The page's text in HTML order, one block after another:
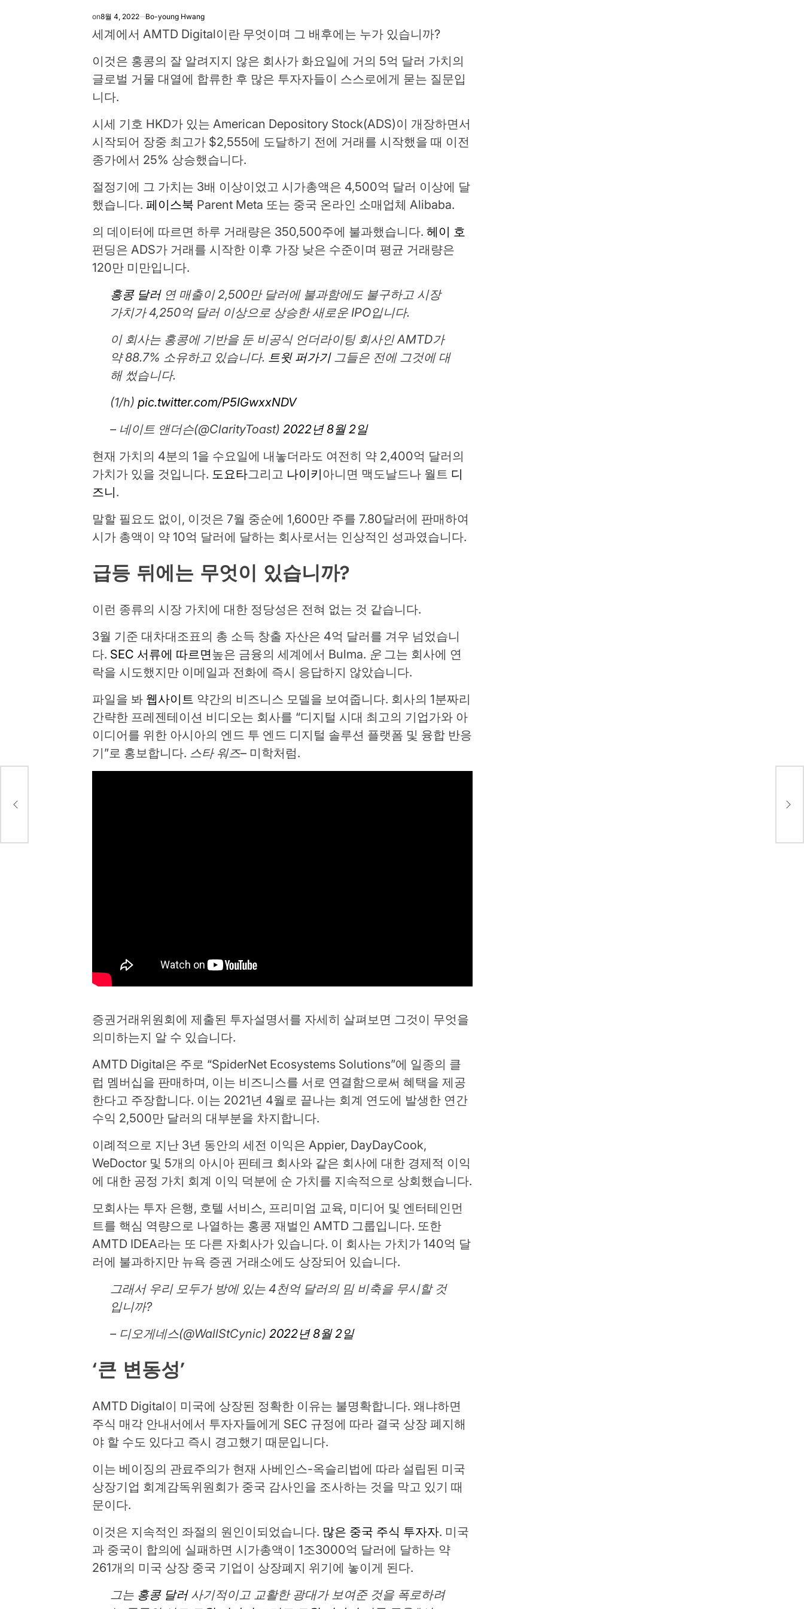
on8월 4, 2022 Bo-young Hwang
세계에서 AMTD Digital이란 무엇이며 그 배후에는 누가 있습니까?
이것은 홍콩의 잘 알려지지 않은 회사가 화요일에 거의 5억 달러 가치의
글로벌 거물 대열에 합류한 후 많은 투자자들이 스스로에게 묻는 질문입
니다.
시세 기호 HKD가 있는 American Depository Stock(ADS)이 개장하면서
시작되어 장중 최고가 $2,555에 도달하기 전에 거래를 시작했을 때 이전
종가에서 25% 상승했습니다.
절정기에 그 가치는 3배 이상이었고 시가총액은 4,500억 달러 이상에 달
했습니다.페이스북 Parent Meta 또는 중국 온라인 소매업체 Alibaba.
의 데이터에 따르면 하루 거래량은 350,500주에 불과했습니다.헤이 호
펀딩은 ADS가 거래를 시작한 이후 가장 낮은 수준이며 평균 거래량은
120만 미만입니다.
홍콩 달러연 매출이 2,500만 달러에 불과함에도 불구하고 시장
가치가 4,250억 달러 이상으로 상승한 새로운 IPO입니다.
이 회사는 홍콩에 기반을 둔 비공식 언더라이팅 회사인 AMTD가
약 88.7% 소유하고 있습니다. 트윗 퍼가기그들은 전에 그것에 대
해 썼습니다.
(1/h)pic.twitter.com/P5IGwxxNDV
– 네이트 앤더슨(@ClarityToast)2022년 8월 2일
현재 가치의 4분의 1을 수요일에 내놓더라도 여전히 약 2,400억 달러의
가치가 있을 것입니다. 도요타그리고 나이키 아니면 맥도날드나 월트 디
즈니.
말할 필요도 없이, 이것은 7월 중순에 1,600만 주를 7.80달러에 판매하여
시가 총액이 약 10억 달러에 달하는 회사로서는 인상적인 성과였습니다.
급등 뒤에는 무엇이 있습니까?
이런 종류의 시장 가치에 대한 정당성은 전혀 없는 것 같습니다.
3월 기준 대차대조표의 총 소득 창출 자산은 4억 달러를 겨우 넘었습니
다. SEC 서류에 따르면높은 금융의 세계에서 Bulma. 운 그는 회사에 연
락을 시도했지만 이메일과 전화에 즉시 응답하지 않았습니다.
파일을 봐 웹사이트 약간의 비즈니스 모델을 보여줍니다. 회사의 1분짜리
간략한 프레젠테이션 비디오는 회사를 “디지털 시대 최고의 기업가와 아
이디어를 위한 아시아의 엔드 투 엔드 디지털 솔루션 플랫폼 및 융합 반응
기”로 홍보합니다. 스타 워즈– 미학처럼.
증권거래위원회에 제출된 투자설명서를 자세히 살펴보면 그것이 무엇을
의미하는지 알 수 있습니다.
AMTD Digital은 주로 “SpiderNet Ecosystems Solutions”에 일종의 클
럽 멤버십을 판매하며, 이는 비즈니스를 서로 연결함으로써 혜택을 제공
한다고 주장합니다. 이는 2021년 4월로 끝나는 회계 연도에 발생한 연간
수익 2,500만 달러의 대부분을 차지합니다.
이례적으로 지난 3년 동안의 세전 이익은 Appier, DayDayCook,
WeDoctor 및 5개의 아시아 핀테크 회사와 같은 회사에 대한 경제적 이익
에 대한 공정 가치 회계 이익 덕분에 순 가치를 지속적으로 상회했습니다.
모회사는 투자 은행, 호텔 서비스, 프리미엄 교육, 미디어 및 엔터테인먼
트를 핵심 역량으로 나열하는 홍콩 재벌인 AMTD 그룹입니다. 또한
AMTD IDEA라는 또 다른 자회사가 있습니다. 이 회사는 가치가 140억 달
러에 불과하지만 뉴욕 증권 거래소에도 상장되어 있습니다.
그래서 우리 모두가 방에 있는 4천억 달러의 밈 비축을 무시할 것
입니까?
– 디오게네스(@WallStCynic)2022년 8월 2일
‘큰 변동성’
AMTD Digital이 미국에 상장된 정확한 이유는 불명확합니다. 왜냐하면
주식 매각 안내서에서 투자자들에게 SEC 규정에 따라 결국 상장 폐지해
야 할 수도 있다고 즉시 경고했기 때문입니다.
이는 베이징의 관료주의가 현재 사베인스-옥슬리법에 따라 설립된 미국
상장기업 회계감독위원회가 중국 감사인을 조사하는 것을 막고 있기 때
문이다.
이것은 지속적인 좌절의 원인이되었습니다. 많은 중국 주식 투자자. 미국
과 중국이 합의에 실패하면 시가총액이 1조3000억 달러에 달하는 약
261개의 ​​미국 상장 중국 기업이 상장폐지 위기에 놓이게 된다.
그는 홍콩 달러사기적이고 교활한 광대가 보여준 것을 폭로하려
촉